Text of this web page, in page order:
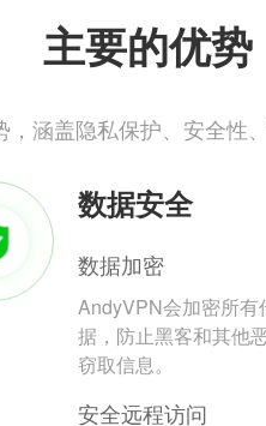
主要的优势
涵盖隐私保护、安全性
数据安全
数据加密
AndyVPN会加密所有
据，防止黑客和其他
窃取信息。
安全远程访问